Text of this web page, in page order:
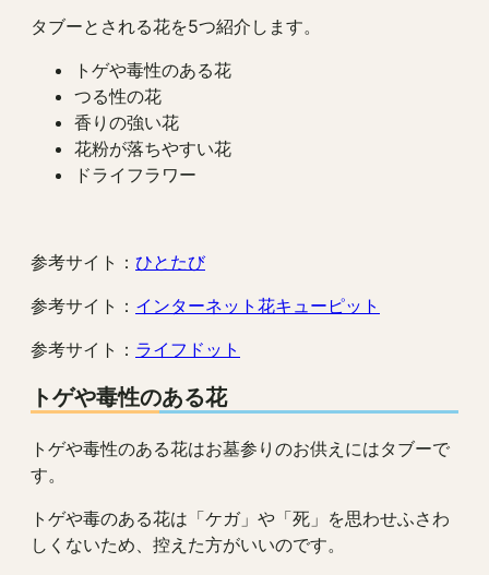
タブーとされる花を5つ紹介します。
トゲや毒性のある花
つる性の花
香りの強い花
花粉が落ちやすい花
ドライフラワー
参考サイト： ひとたび
参考サイト： インターネット花キューピット
参考サイト： ライフドット
トゲや毒性のある花
トゲや毒性のある花はお墓参りのお供えにはタブーで
す。
トゲや毒のある花は「ケガ」や「死」を思わせふさわ
しくないため、控えた方がいいのです。